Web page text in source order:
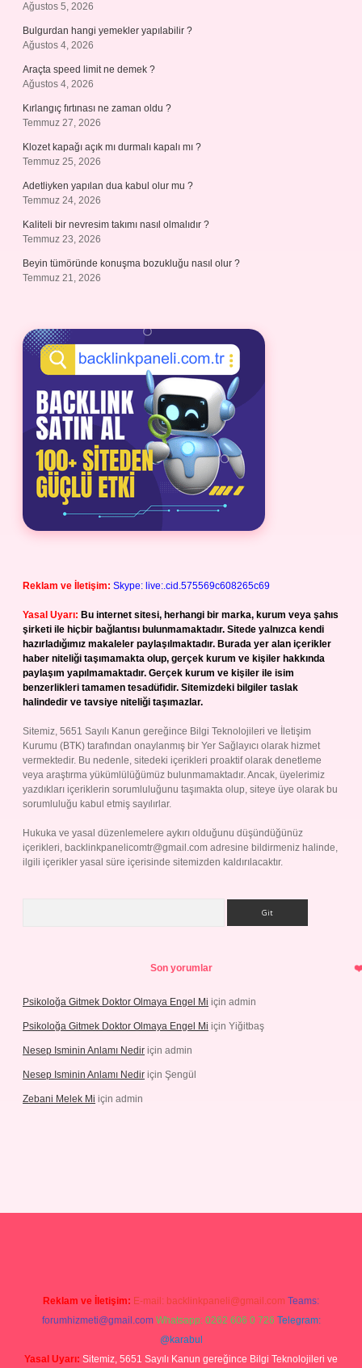
Ağustos 5, 2026
Bulgurdan hangi yemekler yapılabilir ?
Ağustos 4, 2026
Araçta speed limit ne demek ?
Ağustos 4, 2026
Kırlangıç fırtınası ne zaman oldu ?
Temmuz 27, 2026
Klozet kapağı açık mı durmalı kapalı mı ?
Temmuz 25, 2026
Adetliyken yapılan dua kabul olur mu ?
Temmuz 24, 2026
Kaliteli bir nevresim takımı nasıl olmalıdır ?
Temmuz 23, 2026
Beyin tümöründe konuşma bozukluğu nasıl olur ?
Temmuz 21, 2026
Reklam ve İletişim: Skype: live:.cid.575569c608265c69
Yasal Uyarı: Bu internet sitesi, herhangi bir marka, kurum veya şahıs
şirketi ile hiçbir bağlantısı bulunmamaktadır. Sitede yalnızca kendi
hazırladığımız makaleler paylaşılmaktadır. Burada yer alan içerikler
haber niteliği taşımamakta olup, gerçek kurum ve kişiler hakkında
paylaşım yapılmamaktadır. Gerçek kurum ve kişiler ile isim
benzerlikleri tamamen tesadüfidir. Sitemizdeki bilgiler taslak
halindedir ve tavsiye niteliği taşımazlar.
Sitemiz, 5651 Sayılı Kanun gereğince Bilgi Teknolojileri ve İletişim
Kurumu (BTK) tarafından onaylanmış bir Yer Sağlayıcı olarak hizmet
vermektedir. Bu nedenle, sitedeki içerikleri proaktif olarak denetleme
veya araştırma yükümlülüğümüz bulunmamaktadır. Ancak, üyelerimiz
yazdıkları içeriklerin sorumluluğunu taşımakta olup, siteye üye olarak bu
sorumluluğu kabul etmiş sayılırlar.
Hukuka ve yasal düzenlemelere aykırı olduğunu düşündüğünüz
içerikleri, backlinkpanelicomtr@gmail.com adresine bildirmeniz halinde,
ilgili içerikler yasal süre içerisinde sitemizden kaldırılacaktır.
Son yorumlar
Psikoloğa Gitmek Doktor Olmaya Engel Mi için admin
Psikoloğa Gitmek Doktor Olmaya Engel Mi için Yiğitbaş
Nesep Isminin Anlamı Nedir için admin
Nesep Isminin Anlamı Nedir için Şengül
Zebani Melek Mi için admin
Reklam ve İletişim: E-mail: backlinkpaneli@gmail.com Teams:
forumhizmeti@gmail.com Whatsapp: 0262 606 0 726 Telegram:
@karabul
Yasal Uyarı: Sitemiz, 5651 Sayılı Kanun gereğince Bilgi Teknolojileri ve